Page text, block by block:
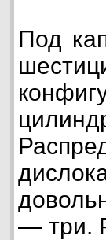
Под
— три.